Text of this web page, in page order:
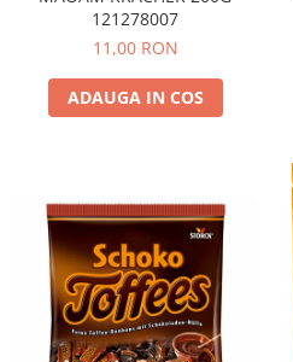
121278007
11,00 RON
ADAUGA IN COS